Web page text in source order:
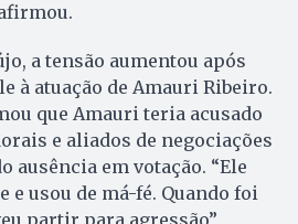
a tensão aumentou após
à atuação de Amauri Ribeiro.
que Amauri teria acusado
e aliados de negociações
ausência em votação. “Ele
e usou de má-fé. Quando foi